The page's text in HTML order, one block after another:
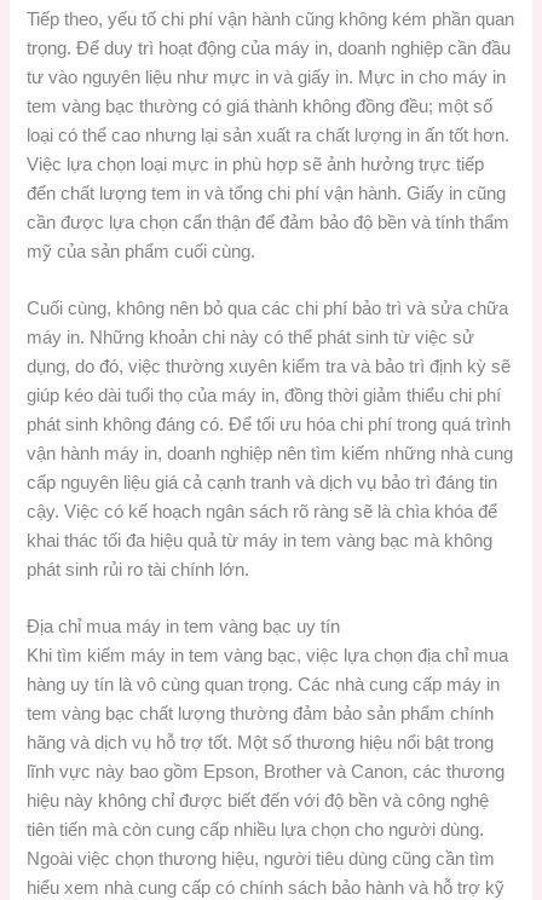
Tiếp theo, yếu tố chi phí vận hành cũng không kém phần quan
trọng. Để duy trì hoạt động của máy in, doanh nghiệp cần đầu
tư vào nguyên liệu như mực in và giấy in. Mực in cho máy in
tem vàng bạc thường có giá thành không đồng đều; một số
loại có thể cao nhưng lại sản xuất ra chất lượng in ấn tốt hơn.
Việc lựa chọn loại mực in phù hợp sẽ ảnh hưởng trực tiếp
đến chất lượng tem in và tổng chi phí vận hành. Giấy in cũng
cần được lựa chọn cẩn thận để đảm bảo độ bền và tính thẩm
mỹ của sản phẩm cuối cùng.
Cuối cùng, không nên bỏ qua các chi phí bảo trì và sửa chữa
máy in. Những khoản chi này có thể phát sinh từ việc sử
dụng, do đó, việc thường xuyên kiểm tra và bảo trì định kỳ sẽ
giúp kéo dài tuổi thọ của máy in, đồng thời giảm thiểu chi phí
phát sinh không đáng có. Để tối ưu hóa chi phí trong quá trình
vận hành máy in, doanh nghiệp nên tìm kiếm những nhà cung
cấp nguyên liệu giá cả cạnh tranh và dịch vụ bảo trì đáng tin
cậy. Việc có kế hoạch ngân sách rõ ràng sẽ là chìa khóa để
khai thác tối đa hiệu quả từ máy in tem vàng bạc mà không
phát sinh rủi ro tài chính lớn.
Địa chỉ mua máy in tem vàng bạc uy tín
Khi tìm kiếm máy in tem vàng bạc, việc lựa chọn địa chỉ mua
hàng uy tín là vô cùng quan trọng. Các nhà cung cấp máy in
tem vàng bạc chất lượng thường đảm bảo sản phẩm chính
hãng và dịch vụ hỗ trợ tốt. Một số thương hiệu nổi bật trong
lĩnh vực này bao gồm Epson, Brother và Canon, các thương
hiệu này không chỉ được biết đến với độ bền và công nghệ
tiên tiến mà còn cung cấp nhiều lựa chọn cho người dùng.
Ngoài việc chọn thương hiệu, người tiêu dùng cũng cần tìm
hiểu xem nhà cung cấp có chính sách bảo hành và hỗ trợ kỹ